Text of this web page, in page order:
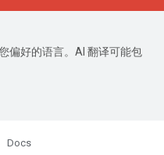
偏好的语言。AI 翻译可能包
Docs